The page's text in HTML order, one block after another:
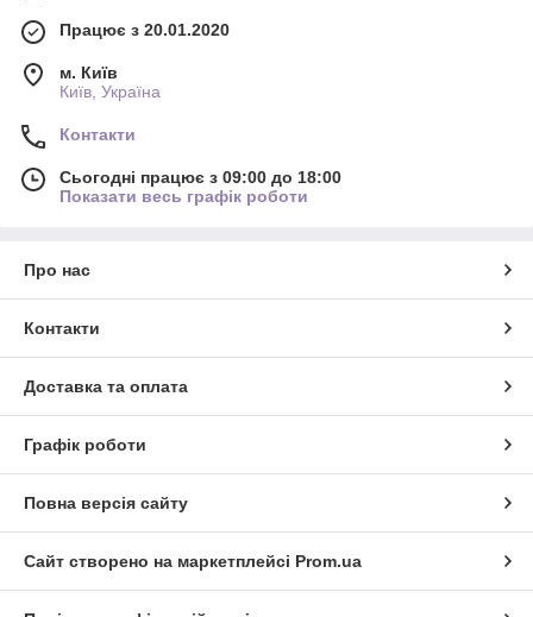
Працює з 20.01.2020
м. Київ
Київ, Україна
Контакти
Сьогодні працює з 09:00 до 18:00
Показати весь графік роботи
Про нас
Контакти
Доставка та оплата
Графік роботи
Повна версія сайту
Сайт створено на маркетплейсі Prom.ua